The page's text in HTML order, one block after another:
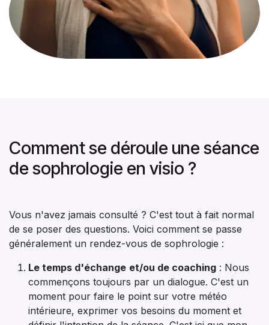
Comment se déroule une séance
de sophrologie en visio ?
Vous n'avez jamais consulté ? C'est tout à fait normal
de se poser des questions. Voici comment se passe
généralement un rendez-vous de sophrologie :
Le temps d'échange et/ou de coaching : Nous
commençons toujours par un dialogue. C'est un
moment pour faire le point sur votre météo
intérieure, exprimer vos besoins du moment et